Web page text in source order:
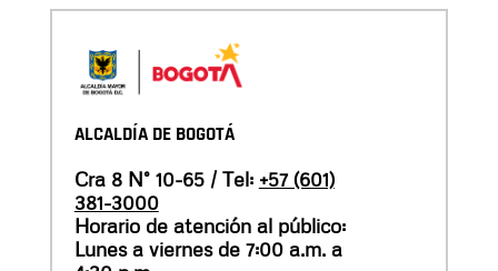
ALCALDÍA DE BOGOTÁ
Cra 8 N° 10-65 / Tel: +57 (601)
381-3000
Horario de atención al público:
Lunes a viernes de 7:00 a.m. a